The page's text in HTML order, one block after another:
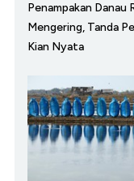
Penampakan Danau
Mengering, Tanda
Kian Nyata